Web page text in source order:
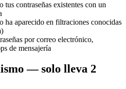
tus contraseñas existentes con un
ha aparecido en filtraciones conocidas
por correo electrónico,
de mensajería
— solo lleva 2